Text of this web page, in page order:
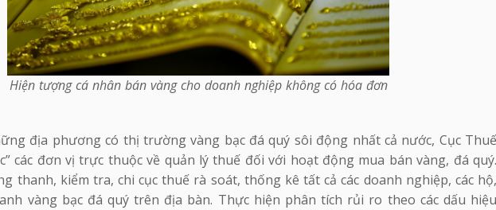
Hiện tượng cá nhân bán vàng cho doanh nghiệp không có hóa đơn
địa phương có thị trường vàng bạc đá quý sôi động nhất cả nước, Cục Thuế
các đơn vị trực thuộc về quản lý thuế đối với hoạt động mua bán vàng, đá quý.
thanh, kiểm tra, chi cục thuế rà soát, thống kê tất cả các doanh nghiệp, các hộ,
vàng bạc đá quý trên địa bàn. Thực hiện phân tích rủi ro theo các dấu hiệu